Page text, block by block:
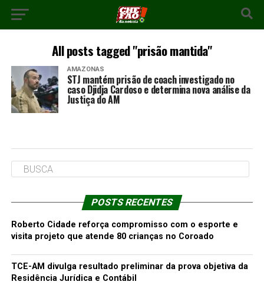
All posts tagged "prisão mantida"
AMAZONAS
STJ mantém prisão de coach investigado no
caso Djidja Cardoso e determina nova análise da
Justiça do AM
POSTS RECENTES
Roberto Cidade reforça compromisso com o esporte e
visita projeto que atende 80 crianças no Coroado
TCE-AM divulga resultado preliminar da prova objetiva da
Residência Jurídica e Contábil